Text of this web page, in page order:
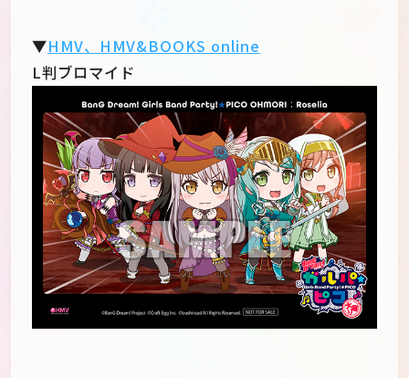
▼HMV、HMV&BOOKS online
L判ブロマイド